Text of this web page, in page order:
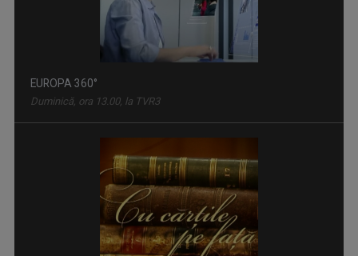
EUROPA 360°
Duminică, ora 13.00, la TVR3